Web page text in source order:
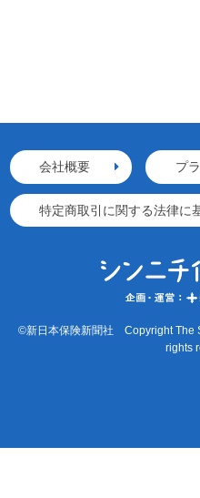
会社概要 プ
特定商取引に関する法律に
©新日本保険新聞社 Copyright The
rights